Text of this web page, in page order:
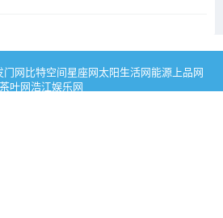
门网比特空间星座网太阳生活网能源 上品网
叶网浩江娱乐网